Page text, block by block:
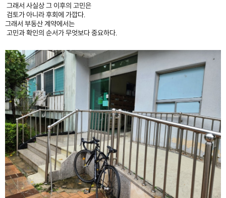
그래서 사실상 그 이후의 고민은
검토가 아니라 후회에 가깝다.
그래서 부동산 계약에서는
고민과 확인의 순서가 무엇보다 중요하다.